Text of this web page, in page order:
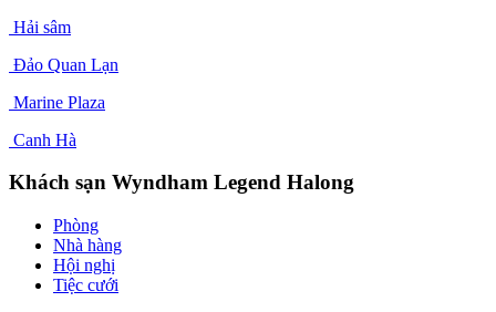
Hải sâm
Đảo Quan Lạn
Marine Plaza
Canh Hà
Khách sạn Wyndham Legend Halong
Phòng
Nhà hàng
Hội nghị
Tiệc cưới